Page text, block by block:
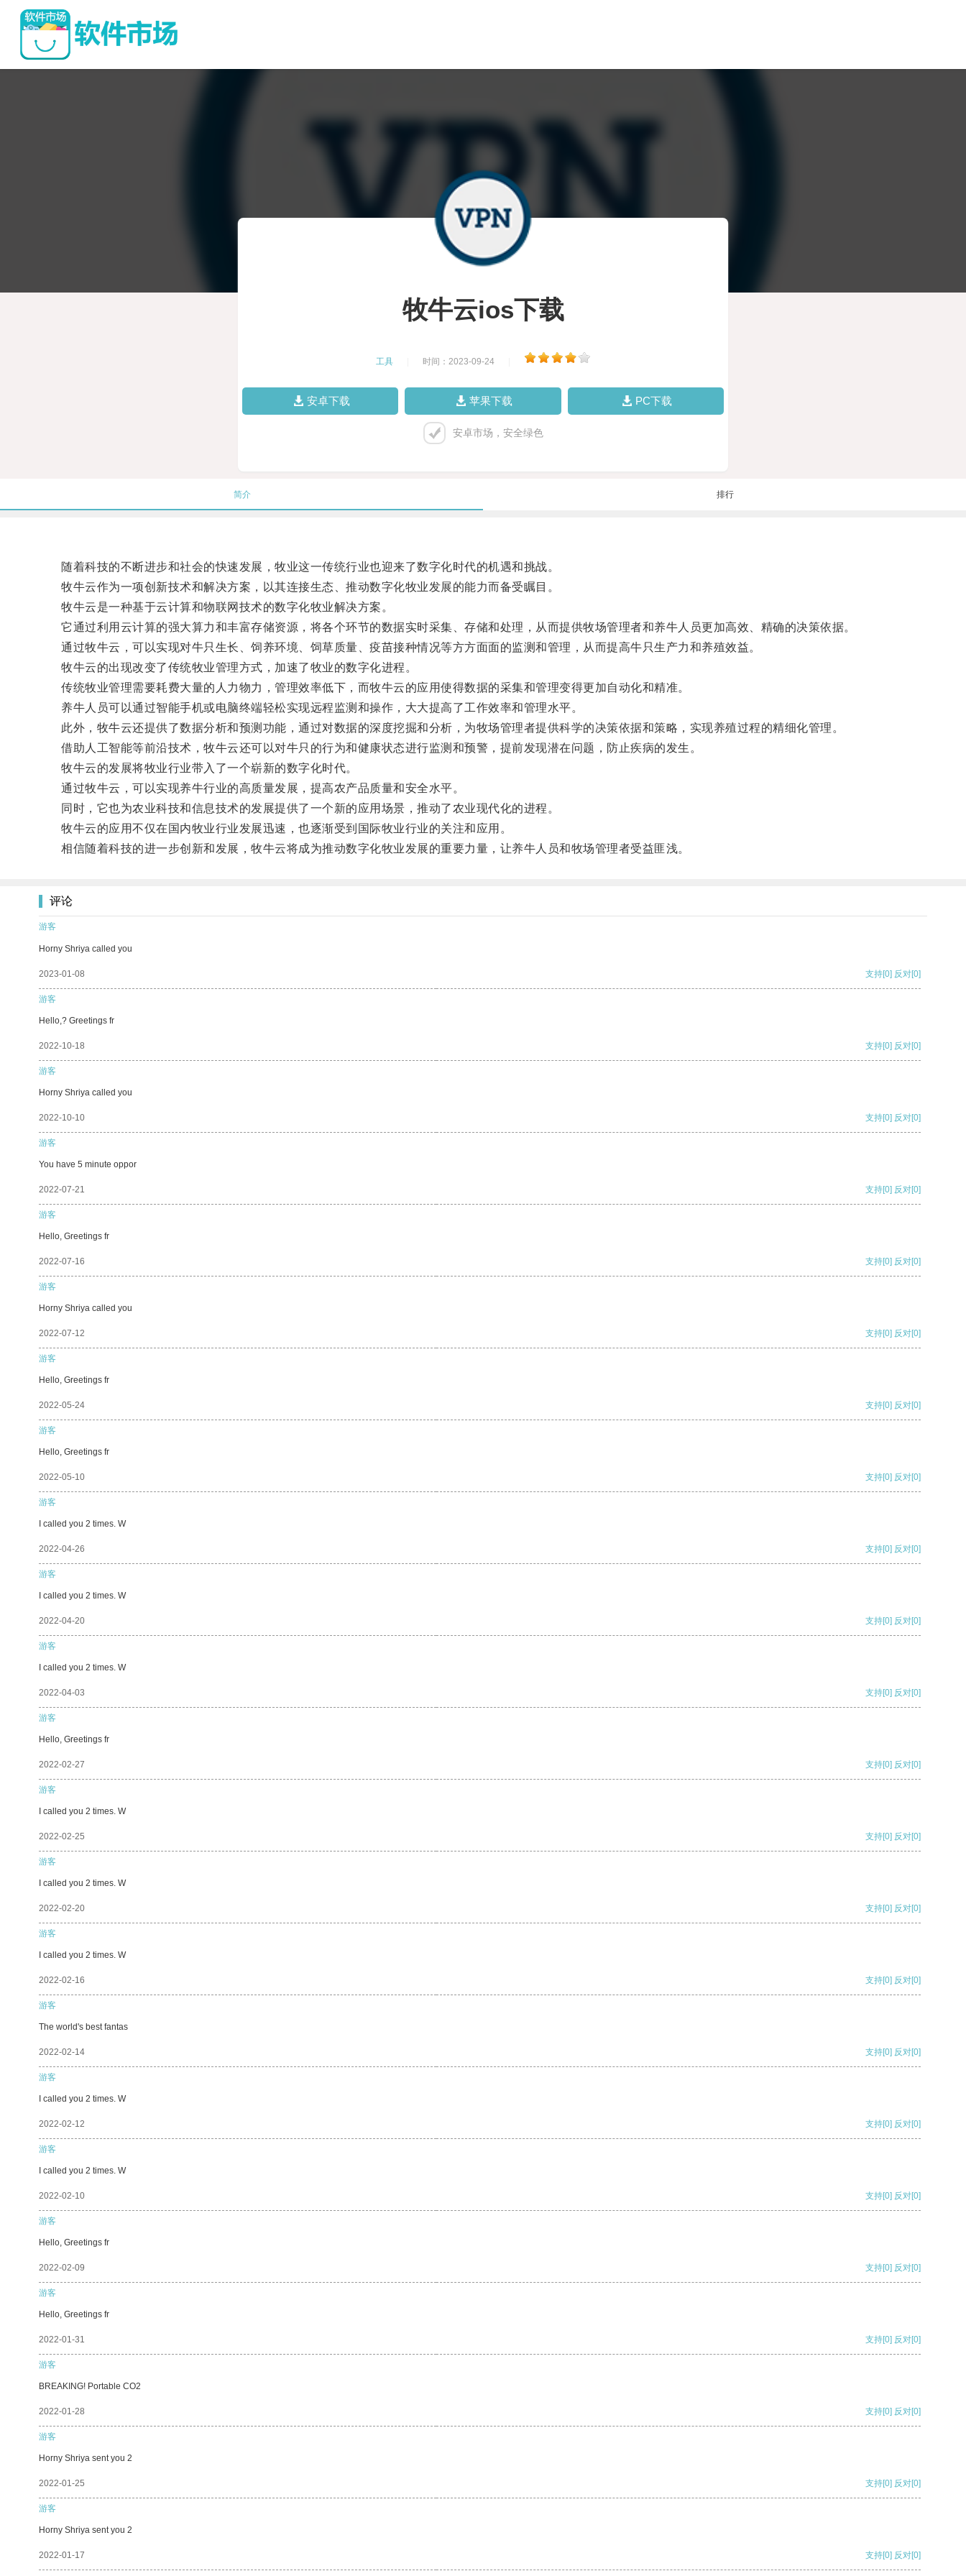
牧牛云ios下载
工具 时间：2023-09-24
安卓下载 苹果下载 PC下载
安卓市场，安全绿色
简介 排行
随着科技的不断进步和社会的快速发展，牧业这一传统行业也迎来了数字化时代的机遇和挑战。
牧牛云作为一项创新技术和解决方案，以其连接生态、推动数字化牧业发展的能力而备受瞩目。
牧牛云是一种基于云计算和物联网技术的数字化牧业解决方案。
它通过利用云计算的强大算力和丰富存储资源，将各个环节的数据实时采集、存储和处理，从而提供牧场管理者和养牛人员更加高效、精确的决策依据。
通过牧牛云，可以实现对牛只生长、饲养环境、饲草质量、疫苗接种情况等方方面面的监测和管理，从而提高牛只生产力和养殖效益。
牧牛云的出现改变了传统牧业管理方式，加速了牧业的数字化进程。
传统牧业管理需要耗费大量的人力物力，管理效率低下，而牧牛云的应用使得数据的采集和管理变得更加自动化和精准。
养牛人员可以通过智能手机或电脑终端轻松实现远程监测和操作，大大提高了工作效率和管理水平。
此外，牧牛云还提供了数据分析和预测功能，通过对数据的深度挖掘和分析，为牧场管理者提供科学的决策依据和策略，实现养殖过程的精细化管理。
借助人工智能等前沿技术，牧牛云还可以对牛只的行为和健康状态进行监测和预警，提前发现潜在问题，防止疾病的发生。
牧牛云的发展将牧业行业带入了一个崭新的数字化时代。
通过牧牛云，可以实现养牛行业的高质量发展，提高农产品质量和安全水平。
同时，它也为农业科技和信息技术的发展提供了一个新的应用场景，推动了农业现代化的进程。
牧牛云的应用不仅在国内牧业行业发展迅速，也逐渐受到国际牧业行业的关注和应用。
相信随着科技的进一步创新和发展，牧牛云将成为推动数字化牧业发展的重要力量，让养牛人员和牧场管理者受益匪浅。
评论
游客
Horny Shriya called you
2023-01-08 支持[0] 反对[0]
游客
Hello,? Greetings fr
2022-10-18 支持[0] 反对[0]
游客
Horny Shriya called you
2022-10-10 支持[0] 反对[0]
游客
You have 5 minute oppor
2022-07-21 支持[0] 反对[0]
游客
Hello, Greetings fr
2022-07-16 支持[0] 反对[0]
游客
Horny Shriya called you
2022-07-12 支持[0] 反对[0]
游客
Hello, Greetings fr
2022-05-24 支持[0] 反对[0]
游客
Hello, Greetings fr
2022-05-10 支持[0] 反对[0]
游客
I called you 2 times. W
2022-04-26 支持[0] 反对[0]
游客
I called you 2 times. W
2022-04-20 支持[0] 反对[0]
游客
I called you 2 times. W
2022-04-03 支持[0] 反对[0]
游客
Hello, Greetings fr
2022-02-27 支持[0] 反对[0]
游客
I called you 2 times. W
2022-02-25 支持[0] 反对[0]
游客
I called you 2 times. W
2022-02-20 支持[0] 反对[0]
游客
I called you 2 times. W
2022-02-16 支持[0] 反对[0]
游客
The world's best fantas
2022-02-14 支持[0] 反对[0]
游客
I called you 2 times. W
2022-02-12 支持[0] 反对[0]
游客
I called you 2 times. W
2022-02-10 支持[0] 反对[0]
游客
Hello, Greetings fr
2022-02-09 支持[0] 反对[0]
游客
Hello, Greetings fr
2022-01-31 支持[0] 反对[0]
游客
BREAKING! Portable CO2
2022-01-28 支持[0] 反对[0]
游客
Horny Shriya sent you 2
2022-01-25 支持[0] 反对[0]
游客
Horny Shriya sent you 2
2022-01-17 支持[0] 反对[0]